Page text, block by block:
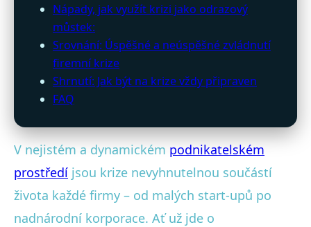
Nápady, jak využít krizi jako odrazový
můstek:
Srovnání: Úspěšné a neúspěšné zvládnutí
firemní krize
Shrnutí: Jak být na krize vždy připraven
FAQ
V nejistém a dynamickém podnikatelském
prostředí jsou krize nevyhnutelnou součástí
života každé firmy – od malých start-upů po
nadnárodní korporace. Ať už jde o